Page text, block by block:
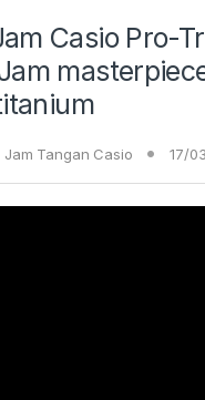
Casio Pro-
Jam Tangan Casio 17/